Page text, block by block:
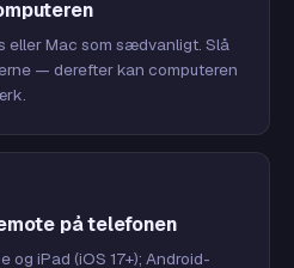
eller Mac som sædvanligt. Slå
— derefter kan computeren
på telefonen
og iPad (iOS 17+); Android-